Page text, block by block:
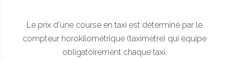
Le prix d'une course en taxi est déterminé par le
compteur horokilométrique (taximètre) qui équipe
obligatoirement chaque taxi.